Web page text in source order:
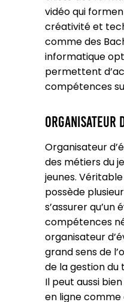
vidéo qui
créativité et
comme des
informatique
permettent
compétences
Organisateur
Organisateur
des métiers du
jeunes.
possède
s’assurer qu’un
compétences
organisateur
grand sens de
de la gestion du
Il peut aussi
en ligne comme